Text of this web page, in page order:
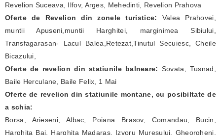
Revelion Suceava, Ilfov, Arges, Mehedinti, Revelion Prahova
Oferte de Revelion din zonele turistice: Valea Prahovei,
muntii Apuseni,muntii Harghitei, marginimea Sibiului,
Transfagarasan- Lacul Balea,Retezat,Tinutul Secuiesc, Cheile
Bicazului,
Oferte de revelion din statiunile balneare: Sovata, Tusnad,
Baile Herculane, Baile Felix, 1 Mai
Oferte de revelion din statiunile montane, cu posibiltate de
a schia:
Borsa, Arieseni, Albac, Poiana Brasov, Comandau, Bucin,
Harghita Bai, Harghita Madaras, Izvoru Muresului, Gheorgheni,